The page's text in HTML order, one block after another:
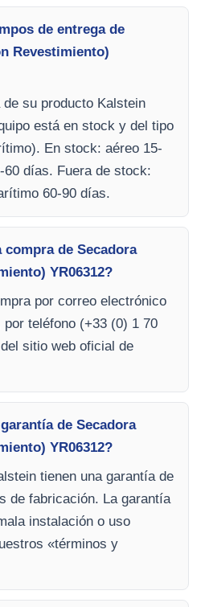
de entrega de
Revestimiento)
su producto Kalstein
está en stock y del tipo
En stock: aéreo 15-
días. Fuera de stock:
60-90 días.
de Secadora
YR06312?
por correo electrónico
por teléfono (+33 (0) 1 70
sitio web oficial de
de Secadora
YR06312?
tienen una garantía de
de fabricación. La garantía
instalación o uso
«términos y